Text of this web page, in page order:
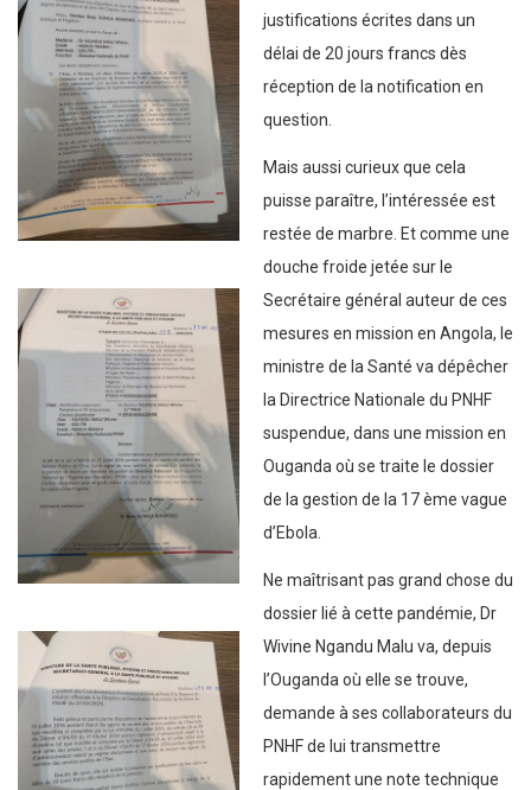
justifications écrites dans un
délai de 20 jours francs dès
réception de la notification en
question.
Mais aussi curieux que cela
puisse paraître, l’intéressée est
restée de marbre. Et comme une
douche froide jetée sur le
Secrétaire général auteur de ces
mesures en mission en Angola, le
ministre de la Santé va dépêcher
la Directrice Nationale du PNHF
suspendue, dans une mission en
Ouganda où se traite le dossier
de la gestion de la 17 ème vague
d’Ebola.
Ne maîtrisant pas grand chose du
dossier lié à cette pandémie, Dr
Wivine Ngandu Malu va, depuis
l’Ouganda où elle se trouve,
demande à ses collaborateurs du
PNHF de lui transmettre
rapidement une note technique